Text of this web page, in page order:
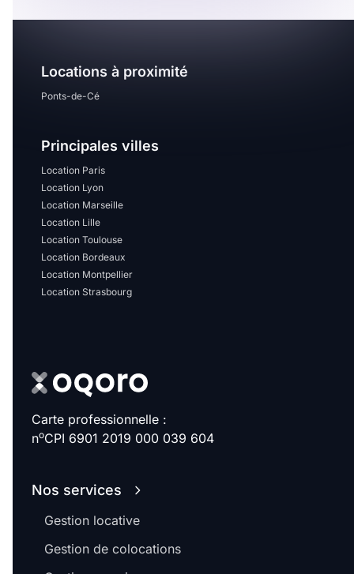
m2
Nombre de chambres
disponibles
disponibles
Espaces additionnels
Sélectionner...
Équipements des parties
communes
Local à vélo
Disponible à partir du
Promotions
Mettre en avant les
Locations à proximité
Ponts-de-Cé
Principales villes
Location Paris
Location Lyon
Location Marseille
Location Lille
Location Toulouse
Location Bordeaux
Location Montpellier
Location Strasbourg
Carte professionnelle :
noCPI 6901 2019 000 039 604
Nos services
Gestion locative
Gestion de colocations